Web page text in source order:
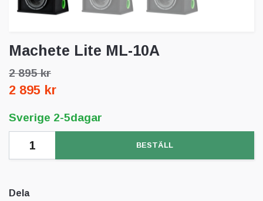
Machete Lite ML-10A
2 895 kr
2 895 kr
Sverige 2-5dagar
BESTÄLL
Dela